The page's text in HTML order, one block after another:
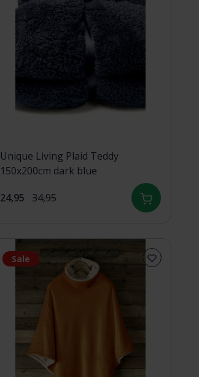
Unique Living Plaid Teddy
150x200cm dark blue
24,95 34,95
Sale